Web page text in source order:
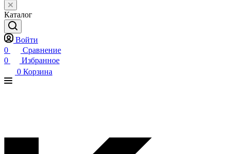
Каталог
Войти
0
Сравнение
0
Избранное
0 Корзина